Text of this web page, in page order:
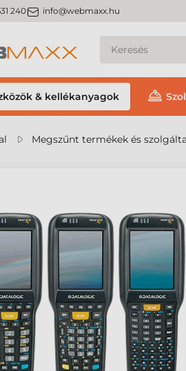
240m_email info@webmaxx.hu
& kellékanyagok
Megszűnt termékek és